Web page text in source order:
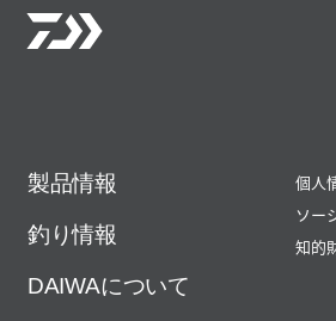
製品情報
釣り情報
DAIWAについて
個人
ソー
知的